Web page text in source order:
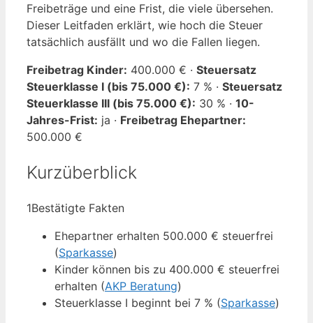
Freibeträge und eine Frist, die viele übersehen.
Dieser Leitfaden erklärt, wie hoch die Steuer
tatsächlich ausfällt und wo die Fallen liegen.
Freibetrag Kinder: 400.000 € · Steuersatz
Steuerklasse I (bis 75.000 €): 7 % · Steuersatz
Steuerklasse III (bis 75.000 €): 30 % · 10-
Jahres-Frist: ja · Freibetrag Ehepartner:
500.000 €
Kurzüberblick
1Bestätigte Fakten
Ehepartner erhalten 500.000 € steuerfrei
(Sparkasse)
Kinder können bis zu 400.000 € steuerfrei
erhalten (AKP Beratung)
Steuerklasse I beginnt bei 7 % (Sparkasse)